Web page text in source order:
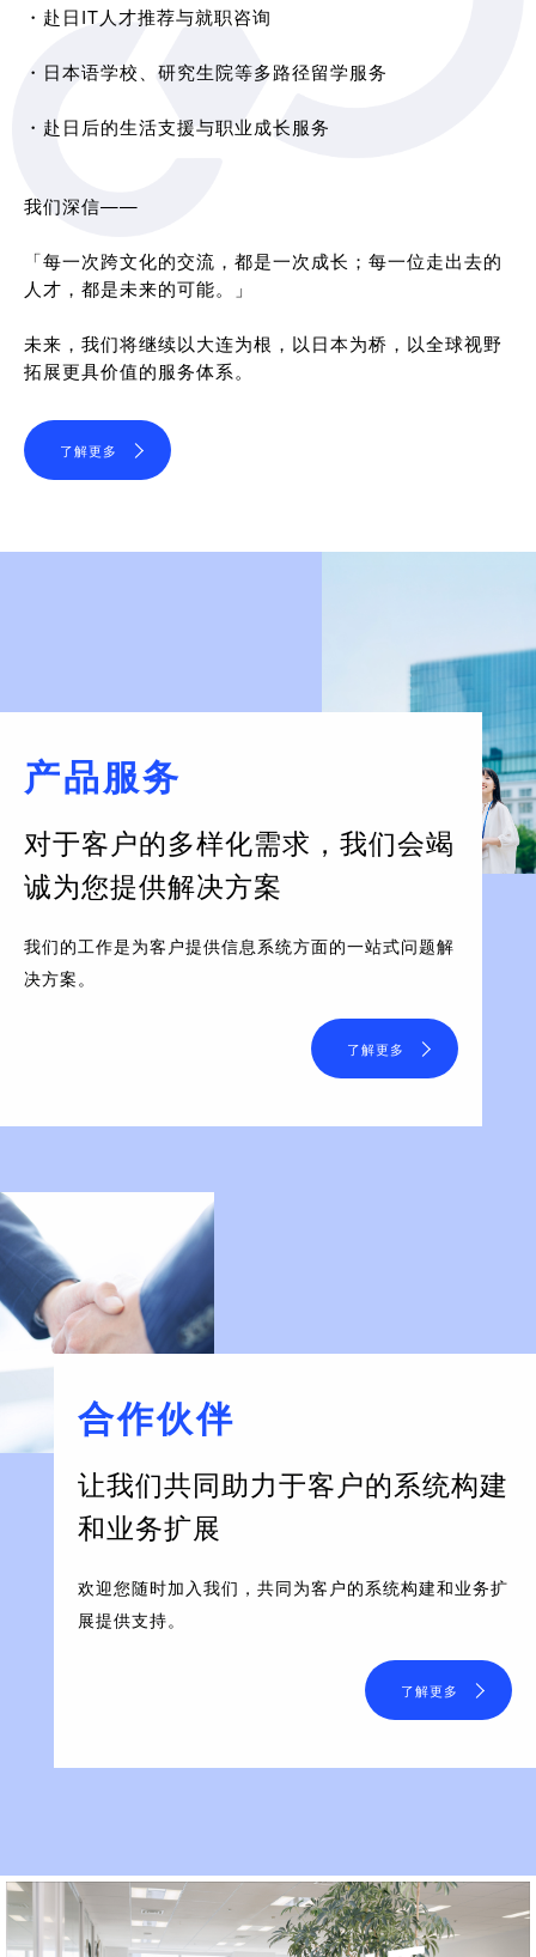
・赴日IT人才推荐与就职咨询
・日本语学校、研究生院等多路径留学服务
・赴日后的生活支援与职业成长服务
我们深信——
「每一次跨文化的交流，都是一次成长；每一位走出去的
人才，都是未来的可能。」
未来，我们将继续以大连为根，以日本为桥，以全球视野
拓展更具价值的服务体系。
了解更多
产品服务
对于客户的多样化需求， 我们会竭
诚为您提供解决方案
我们的工作是为客户提供信息系统方面的一站式问题解
决方案。
了解更多
合作伙伴
让我们共同助力于客户的系统构建
和业务扩展
欢迎您随时加入我们，共同为客户的系统构建和业务扩
展提供支持。
了解更多